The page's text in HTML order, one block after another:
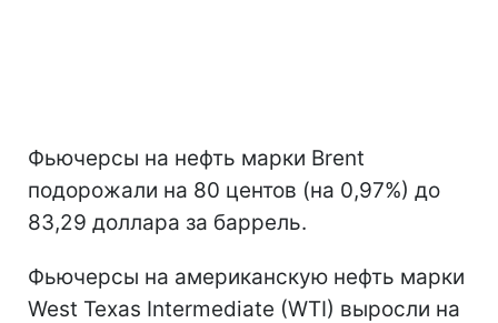
Фьючерсы на нефть марки Brent
подорожали на 80 центов (на 0,97%) до
83,29 доллара за баррель.
Фьючерсы на американскую нефть марки
West Texas Intermediate (WTI) выросли на